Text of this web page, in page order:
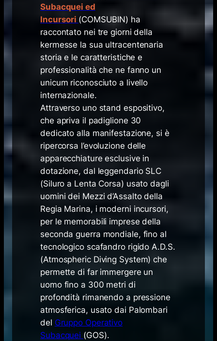
Subacquei ed
Incursori (COMSUBIN) ha
raccontato nei tre giorni della
kermesse la sua ultracentenaria
storia e le caratteristiche e
professionalità che ne fanno un
unicum riconosciuto a livello
internazionale.
Attraverso uno stand espositivo,
che apriva il padiglione 30
dedicato alla manifestazione, si è
ripercorsa l’evoluzione delle
apparecchiature esclusive in
dotazione, dal leggendario SLC
(Siluro a Lenta Corsa) usato dagli
uomini dei Mezzi d’Assalto della
Regia Marina, i moderni incursori,
per le memorabili imprese della
seconda guerra mondiale, fino al
tecnologico scafandro rigido A.D.S.
(Atmospheric Diving System) che
permette di far immergere un
uomo fino a 300 metri di
profondità rimanendo a pressione
atmosferica, usato dai Palombari
del Gruppo Operativo
Subacquei (GOS).